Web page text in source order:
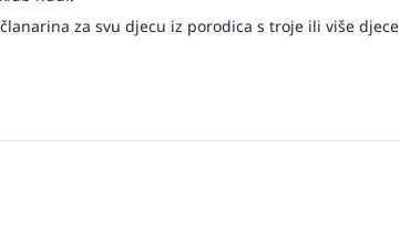
za svu djecu iz porodica s troje ili više djece